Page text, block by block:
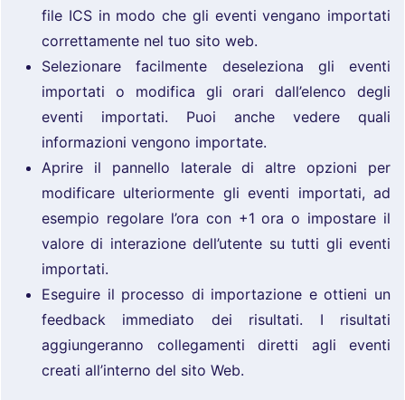
file ICS in modo che gli eventi vengano importati
correttamente nel tuo sito web.
Selezionare facilmente deseleziona gli eventi
importati o modifica gli orari dall’elenco degli
eventi importati. Puoi anche vedere quali
informazioni vengono importate.
Aprire il pannello laterale di altre opzioni per
modificare ulteriormente gli eventi importati, ad
esempio regolare l’ora con +1 ora o impostare il
valore di interazione dell’utente su tutti gli eventi
importati.
Eseguire il processo di importazione e ottieni un
feedback immediato dei risultati. I risultati
aggiungeranno collegamenti diretti agli eventi
creati all’interno del sito Web.